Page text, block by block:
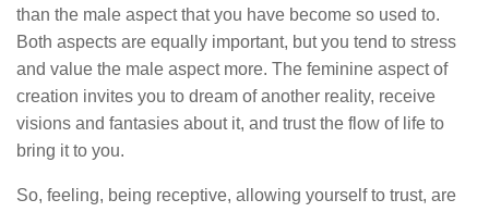
than the male aspect that you have become so used to.
Both aspects are equally important, but you tend to stress
and value the male aspect more. The feminine aspect of
creation invites you to dream of another reality, receive
visions and fantasies about it, and trust the flow of life to
bring it to you.
So, feeling, being receptive, allowing yourself to trust, are